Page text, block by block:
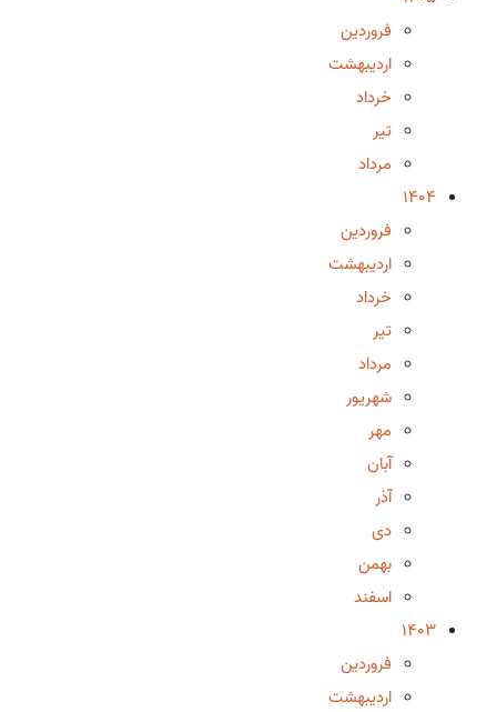
فروردین
اردیبهشت
خرداد
تیر
مرداد
1404
فروردین
اردیبهشت
خرداد
تیر
مرداد
شهریور
مهر
آبان
آذر
دی
بهمن
اسفند
1403
فروردین
اردیبهشت